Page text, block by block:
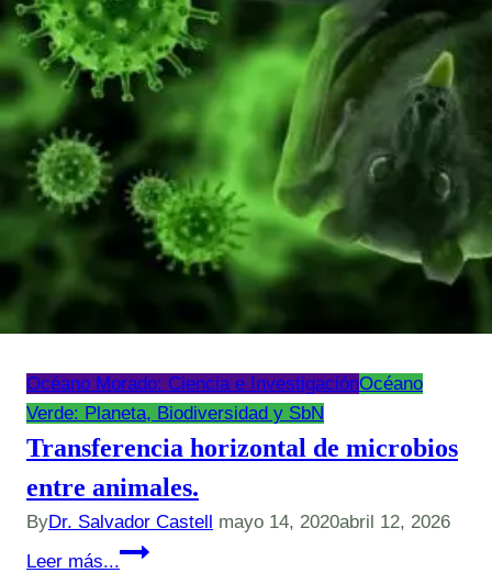
Océano Morado: Ciencia e InvestigaciónOcéano
Verde: Planeta, Biodiversidad y SbN
Transferencia horizontal de microbios
entre animales.
ByDr. Salvador Castell mayo 14, 2020abril 12, 2026
Leer más...
Transferencia